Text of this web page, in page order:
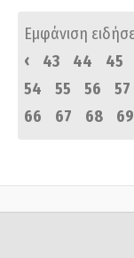
Εμφάνιση
‹
43 44 45
54
55 56 57
66
67 68 69